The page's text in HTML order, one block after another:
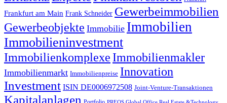
Frankfurt am Main Frank Schneider Gewerbeimmobilien
Gewerbeobjekte Immobilie Immobilien
Immobilieninvestment
Immobilienkomplexe Immobilienmakler
Immobilienmarkt Immobilienpreise Innovation
Investment ISIN DE0006972508 Joint-Venture-Transaktionen
Kapitalanlagen